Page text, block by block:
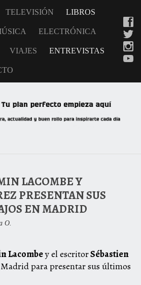
TELEVISIÓN LIBROS
ELECTRÓNICA
VIAJES ENTREVISTAS
LACOMBE Y
PRESENTAN SUS
EN MADRID
O.
Lacombey el escritorSébastien
para presentar sus últimos